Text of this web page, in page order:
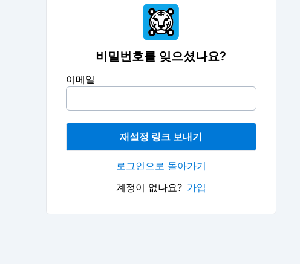
비밀번호를 잊으셨나요?
이메일
재설정 링크 보내기
로그인으로 돌아가기
계정이 없나요? 가입